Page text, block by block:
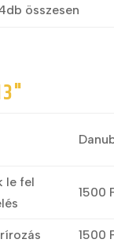
összesen
le fel
1500
1500